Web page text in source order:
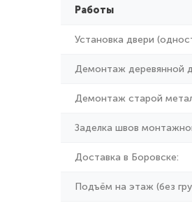
Работы
Установка двери
Демонтаж деревянной
Демонтаж старой
Заделка швов
Доставка в Боровске:
Подъём на этаж (без